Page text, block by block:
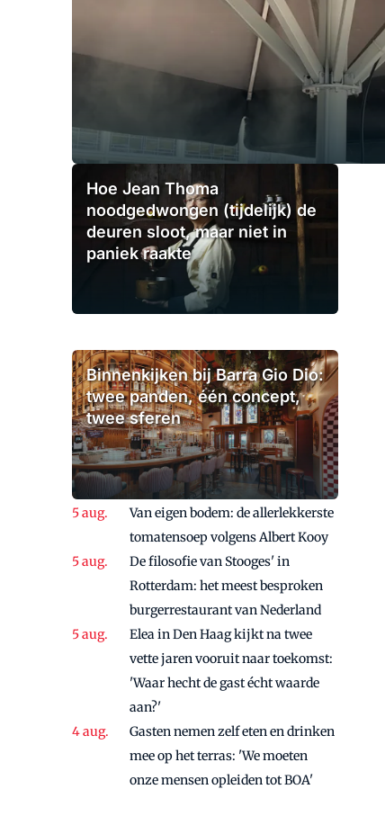
Hoe Jean Thoma
noodgedwongen (tijdelijk) de
deuren sloot, maar niet in
paniek raakte
Binnenkijken bij Barra Gio Dio:
twee panden, één concept,
twee sferen
Van eigen bodem: de allerlekkerste
tomatensoep volgens Albert Kooy
De filosofie van Stooges' in
Rotterdam: het meest besproken
burgerrestaurant van Nederland
Elea in Den Haag kijkt na twee
vette jaren vooruit naar toekomst:
'Waar hecht de gast écht waarde
aan?'
Gasten nemen zelf eten en drinken
mee op het terras: 'We moeten
onze mensen opleiden tot BOA'